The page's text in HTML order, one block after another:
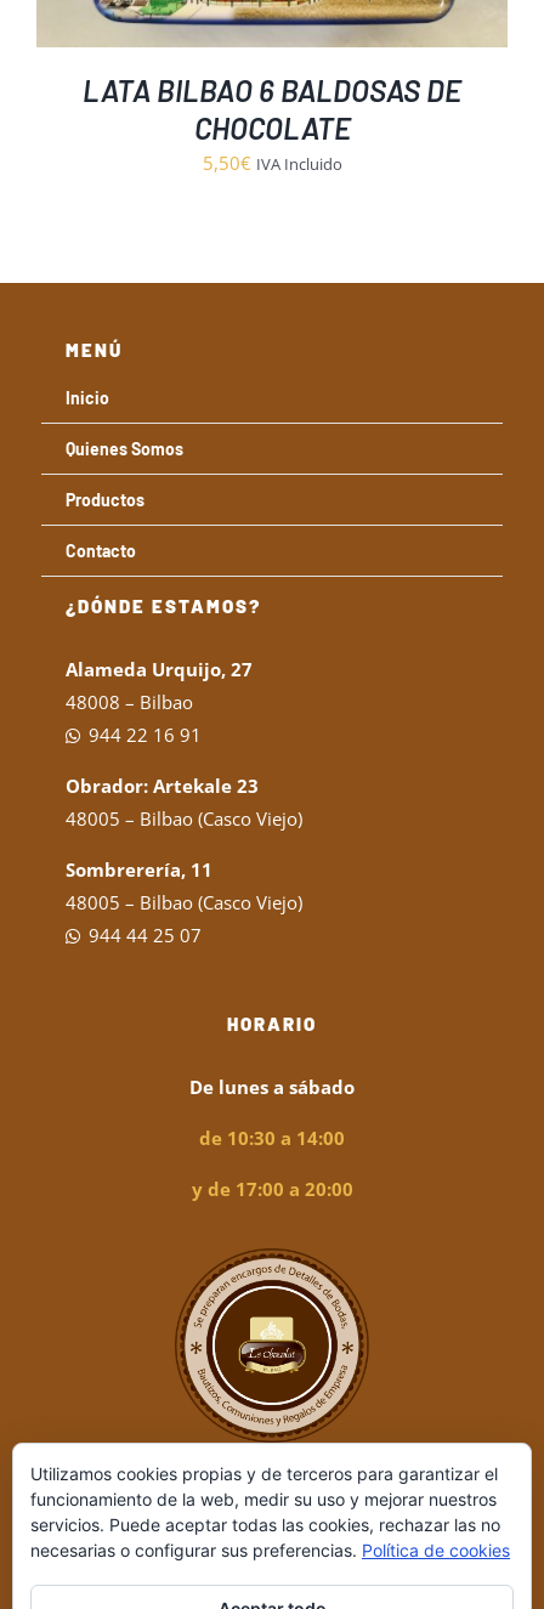
LATA BILBAO 6 BALDOSAS DE
CHOCOLATE
5,50€ IVA Incluido
MENÚ
Inicio
Quienes Somos
Productos
Contacto
¿DÓNDE ESTAMOS?
Alameda Urquijo, 27
48008 – Bilbao
944 22 16 91
Obrador: Artekale 23
48005 – Bilbao (Casco Viejo)
Sombrerería, 11
48005 – Bilbao (Casco Viejo)
944 44 25 07
HORARIO
De lunes a sábado
de 10:30 a 14:00
y de 17:00 a 20:00
Utilizamos cookies propias y de terceros para garantizar el
funcionamiento de la web, medir su uso y mejorar nuestros
servicios. Puede aceptar todas las cookies, rechazar las no
necesarias o configurar sus preferencias. Política de cookies